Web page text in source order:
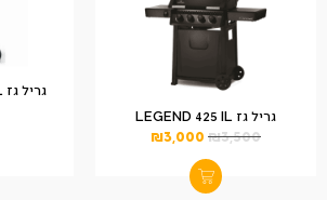
גריל גז LEGEND 425 IL
₪3,500
₪3,000
גריל גז FREESTYLE 425 IL